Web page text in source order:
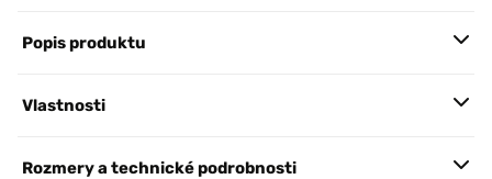
Popis produktu
Vlastnosti
Rozmery a technické podrobnosti